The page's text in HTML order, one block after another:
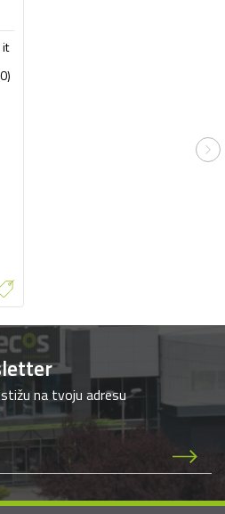
it
na tvoju adresu